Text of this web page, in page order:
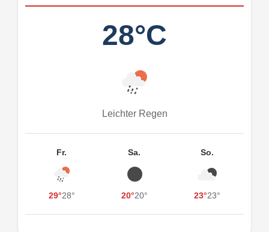
28°C
Leichter Regen
Fr.
29°28°
Sa.
20°20°
So.
23°23°